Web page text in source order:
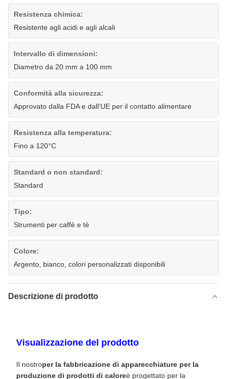
Resistenza chimica:
Resistente agli acidi e agli alcali
Intervallo di dimensioni:
Diametro da 20 mm a 100 mm
Conformità alla sicurezza:
Approvato dalla FDA e dall'UE per il contatto alimentare
Resistenza alla temperatura:
Fino a 120°C
Standard o non standard:
Standard
Tipo:
Strumenti per caffè e tè
Colore:
Argento, bianco, colori personalizzati disponibili
Descrizione di prodotto
Visualizzazione del prodotto
Il nostroper la fabbricazione di apparecchiature per la
produzione di prodotti di caloreè progettato per la